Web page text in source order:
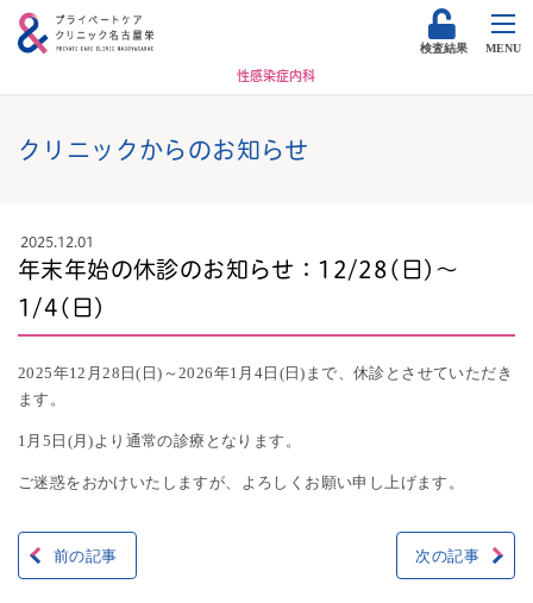
検査結果 MENU
性感染症内科
クリニックからのお知らせ
2025.12.01
年末年始の休診のお知らせ：12/28(日)～
1/4(日)
2025年12月28日(日)～2026年1月4日(日)まで、休診とさせていただき
ます。
1月5日(月)より通常の診療となります。
ご迷惑をおかけいたしますが、よろしくお願い申し上げます。
投
前の記事 次の記事